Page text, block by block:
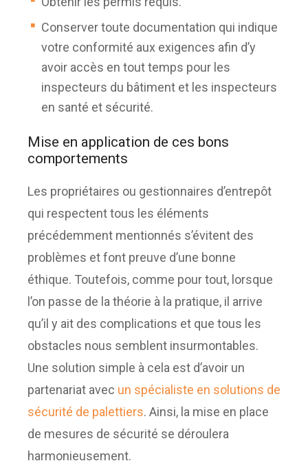
Conserver toute documentation qui indique
votre conformité aux exigences afin d’y
avoir accès en tout temps pour les
inspecteurs du bâtiment et les inspecteurs
en santé et sécurité.
Mise en application de ces bons
comportements
Les propriétaires ou gestionnaires d’entrepôt
qui respectent tous les éléments
précédemment mentionnés s’évitent des
problèmes et font preuve d’une bonne
éthique. Toutefois, comme pour tout, lorsque
l’on passe de la théorie à la pratique, il arrive
qu’il y ait des complications et que tous les
obstacles nous semblent insurmontables.
Une solution simple à cela est d’avoir un
partenariat avec un spécialiste en solutions de
sécurité de palettiers. Ainsi, la mise en place
de mesures de sécurité se déroulera
harmonieusement.